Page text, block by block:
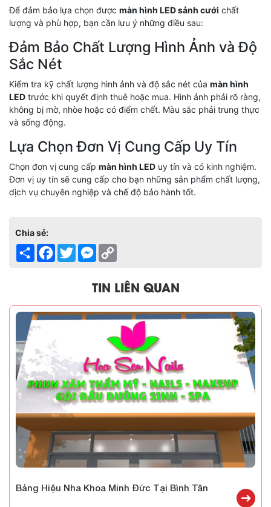
Để đảm bảo lựa chọn được màn hình LED sảnh cưới chất
lượng và phù hợp, bạn cần lưu ý những điều sau:
Đảm Bảo Chất Lượng Hình Ảnh và Độ
Sắc Nét
Kiểm tra kỹ chất lượng hình ảnh và độ sắc nét của màn hình
LED trước khi quyết định thuê hoặc mua. Hình ảnh phải rõ ràng,
không bị mờ, nhòe hoặc có điểm chết. Màu sắc phải trung thực
và sống động.
Lựa Chọn Đơn Vị Cung Cấp Uy Tín
Chọn đơn vị cung cấp màn hình LED uy tín và có kinh nghiệm.
Đơn vị uy tín sẽ cung cấp cho bạn những sản phẩm chất lượng,
dịch vụ chuyên nghiệp và chế độ bảo hành tốt.
Chia sẻ:
Share Facebook
TwitterMessenger
TIN LIÊN QUAN
Bảng Hiệu Nha Khoa Minh Đức Tại Bình Tân